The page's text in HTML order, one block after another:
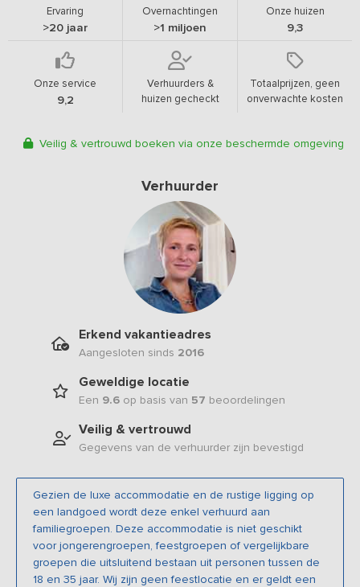
Ervaring
>20 jaar
Overnachtingen
>1 miljoen
Onze huizen
9,3
Onze service
9,2
Verhuurders &
huizen gecheckt
Totaalprijzen, geen
onverwachte kosten
Veilig & vertrouwd boeken via onze beschermde omgeving
Verhuurder
Erkend vakantieadres
Aangesloten sinds 2016
Geweldige locatie
Een 9.6 op basis van 57 beoordelingen
Veilig & vertrouwd
Gegevens van de verhuurder zijn bevestigd
Gezien de luxe accommodatie en de rustige ligging op
een landgoed wordt deze enkel verhuurd aan
familiegroepen. Deze accommodatie is niet geschikt
voor jongerengroepen, feestgroepen of vergelijkbare
groepen die uitsluitend bestaan uit personen tussen de
18 en 35 jaar. Wij zijn geen feestlocatie en er geldt een